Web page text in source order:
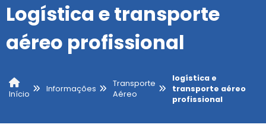
Logística e transporte
aéreo profissional
Início
Informações
Transporte
Aéreo
logística e
transporte aéreo
profissional